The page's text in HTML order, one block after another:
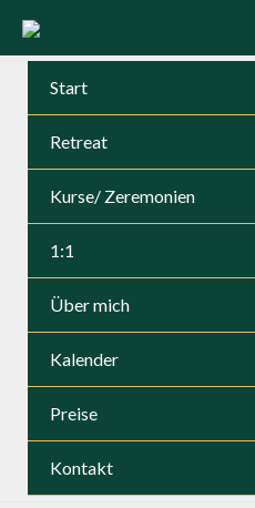
Inhalt
Start
Retreat
Kurse/ Zeremonien
1:1
Über mich
Kalender
Preise
Kontakt